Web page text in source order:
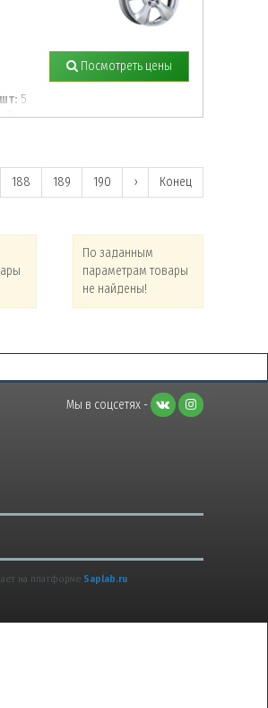
5
мм:
Посмотреть цены
188 189 190 › Конец
По заданным
параметрам товары
не найдены!
Мы в соцсетях -
на платформе Saplab.ru